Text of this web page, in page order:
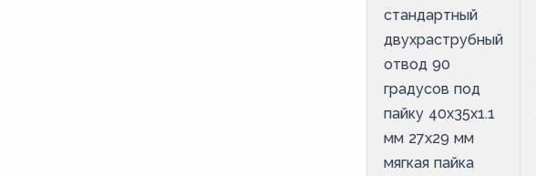
стандартный
двухраструбный
отвод 90
градусов под
пайку 40х35х1.1
мм 27х29 мм
мягкая пайка